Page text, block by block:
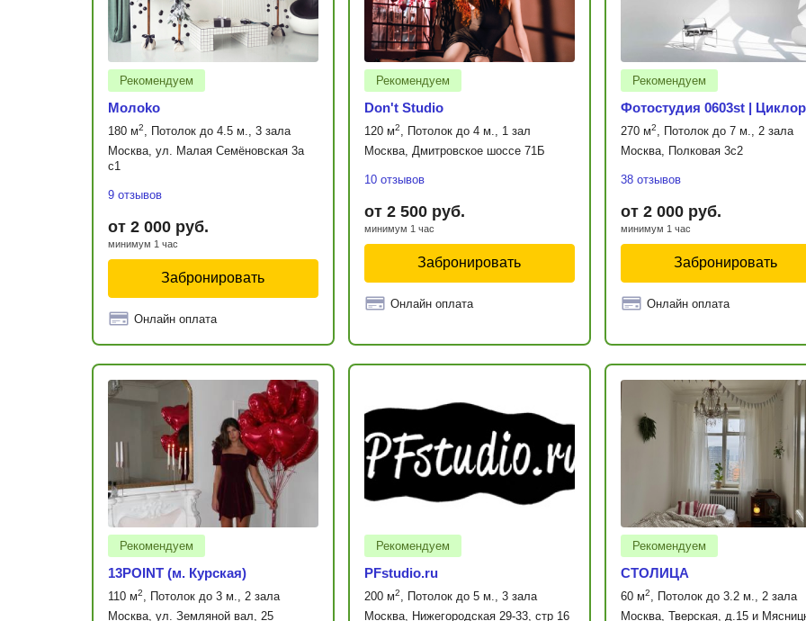
Рекомендуем
Moлoko
180 м2, Потолок до 4.5 м., 3 зала
Москва, ул. Малая Семёновская 3а
с1
9 отзывов
от 2 000 руб.
минимум 1 час
Забронировать
Онлайн оплата
Рекомендуем
Don't Studio
120 м2, Потолок до 4 м., 1 зал
Москва, Дмитровское шоссе 71Б
10 отзывов
от 2 500 руб.
минимум 1 час
Забронировать
Онлайн оплата
Рекомендуем
Фотостудия 0603st |
270 м2, Потолок до 7 м., 2 зала
Москва, Полковая 3с2
38 отзывов
от 2 000 руб.
минимум 1 час
Забронировать
Онлайн оплата
Рекомендуем
13POINT (м. Курская)
110 м2, Потолок до 3 м., 2 зала
Москва, ул. Земляной вал, 25
Рекомендуем
PFstudio.ru
200 м2, Потолок до 5 м., 3 зала
Москва, Нижегородская 29-33, стр 16
Рекомендуем
СТОЛИЦА
60 м2, Потолок до 3.2 м., 2 зала
Москва, Тверская, д.15 и